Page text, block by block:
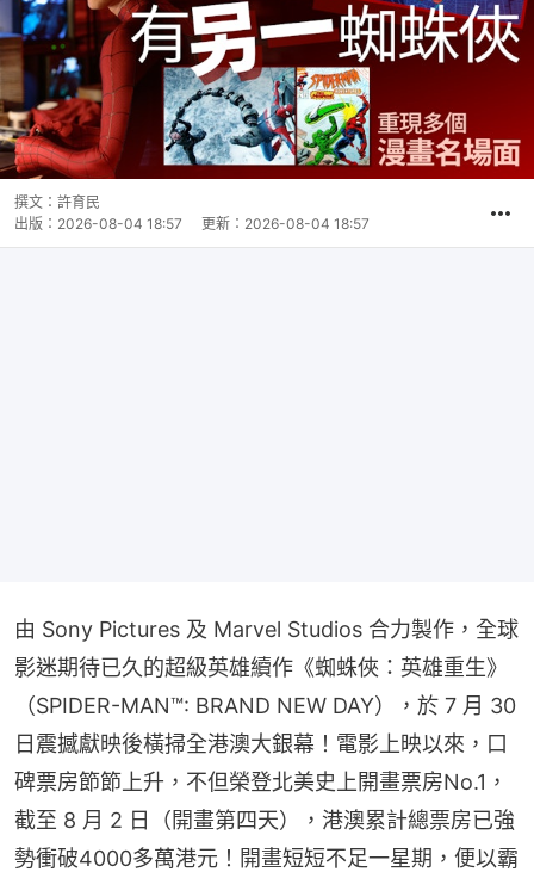
撰文： 許育民
出版： 2026-08-04 18:57 更新： 2026-08-04 18:57
由 Sony Pictures 及 Marvel Studios 合力製作，全球
影迷期待已久的超級英雄續作《蜘蛛俠：英雄重生》
（SPIDER-MAN™: BRAND NEW DAY），於 7 月 30
日震撼獻映後橫掃全港澳大銀幕！電影上映以來，口
碑票房節節上升，不但榮登北美史上開畫票房No.1，
截至 8 月 2 日（開畫第四天），港澳累計總票房已強
勢衝破4000多萬港元！開畫短短不足一星期，便以霸